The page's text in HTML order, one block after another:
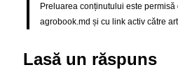
Preluarea conținutului este
agrobook.md și cu link activ către
Lasă un răspuns